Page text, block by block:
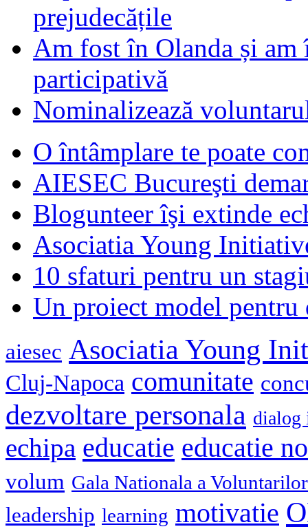
prejudecățile
Am fost în Olanda și am
participativă
Nominalizează
O întâmplare te poate
AIESEC Bucureşti
Blogunteer îşi extinde
Asociatia Young
10 sfaturi pentru un
Un proiect model
aiesec Asociatia Young
Cluj-Napoca comunitate
dezvoltare personala dialog
echipa educatie educatie
volum Gala Nationala a Voluntarilor
leadership learning motivatie